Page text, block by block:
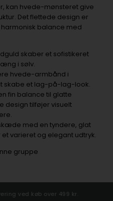
kan hvede-mønsteret give
Det flettede design er
balance med
skaber et sofistikeret
i sølv.
hvede-armbånd i
skabe et lag-på-lag-look.
fin balance til glatte
design tilføjer visuelt
med en tyndere, glat
varieret og elegant udtryk.
gruppe
ved køb over 499 kr.